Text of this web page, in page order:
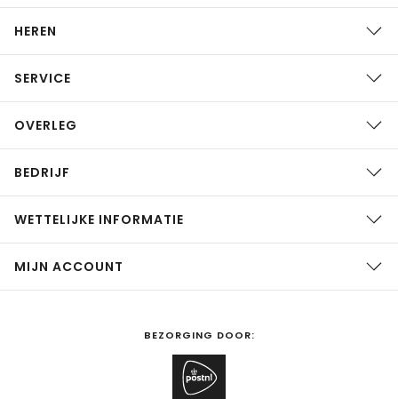
HEREN
SERVICE
OVERLEG
BEDRIJF
WETTELIJKE INFORMATIE
MIJN ACCOUNT
BEZORGING DOOR: